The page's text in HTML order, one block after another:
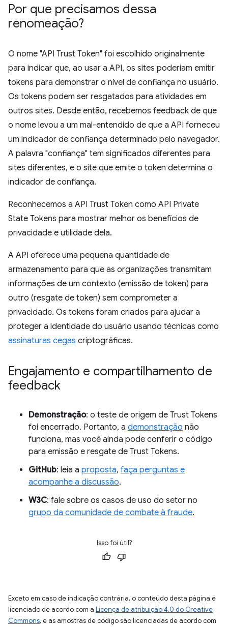
Por que precisamos dessa
renomeação?
O nome "API Trust Token" foi escolhido originalmente
para indicar que, ao usar a API, os sites poderiam emitir
tokens para demonstrar o nível de confiança no usuário.
Os tokens podem ser resgatados para atividades em
outros sites. Desde então, recebemos feedback de que
o nome levou a um mal-entendido de que a API forneceu
um indicador de confiança determinado pelo navegador.
A palavra "confiança" tem significados diferentes para
sites diferentes, e o site que emite o token determina o
indicador de confiança.
Reconhecemos a API Trust Token como API Private
State Tokens para mostrar melhor os benefícios de
privacidade e utilidade dela.
A API oferece uma pequena quantidade de
armazenamento para que as organizações transmitam
informações de um contexto (emissão de token) para
outro (resgate de token) sem comprometer a
privacidade. Os tokens foram criados para ajudar a
proteger a identidade do usuário usando técnicas como
assinaturas cegas criptográficas.
Engajamento e compartilhamento de
feedback
Demonstração: o teste de origem de Trust Tokens
foi encerrado. Portanto, a demonstração não
funciona, mas você ainda pode conferir o código
para emissão e resgate de Trust Tokens.
GitHub: leia a proposta, faça perguntas e
acompanhe a discussão.
W3C: fale sobre os casos de uso do setor no
grupo da comunidade de combate à fraude.
Isso foi útil?
Exceto em caso de indicação contrária, o conteúdo desta página é
licenciado de acordo com a Licença de atribuição 4.0 do Creative
Commons, e as amostras de código são licenciadas de acordo com